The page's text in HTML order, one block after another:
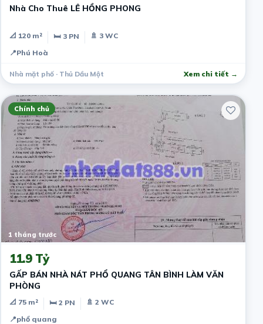
Nhà Cho Thuê LÊ HỒNG PHONG
📐 120 m² 🛏 3 PN
🚿 3 WC
📍Phú Hoà
Nhà mặt phố · Thủ Dầu Một Xem chi tiết →
Chính chủ
1 tháng trước
11.9 Tỷ
GẤP BÁN NHÀ NÁT PHỔ QUANG TÂN BÌNH LÀM VĂN
PHÒNG
📐 75 m² 🛏 2 PN
🚿 2 WC
📍phổ quang